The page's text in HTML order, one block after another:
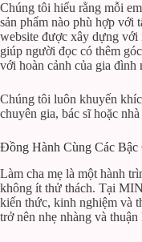
Chúng tôi hiểu rằng mỗi
sản phẩm nào phù hợp với
website được xây dựng với
giúp người đọc có thêm
với hoàn cảnh của gia đình
Chúng tôi luôn khuyến
chuyên gia, bác sĩ hoặc
Đồng Hành Cùng Các Bậc
Làm cha mẹ là một hành
không ít thử thách. Tại
kiến thức, kinh nghiệm và
trở nên nhẹ nhàng và